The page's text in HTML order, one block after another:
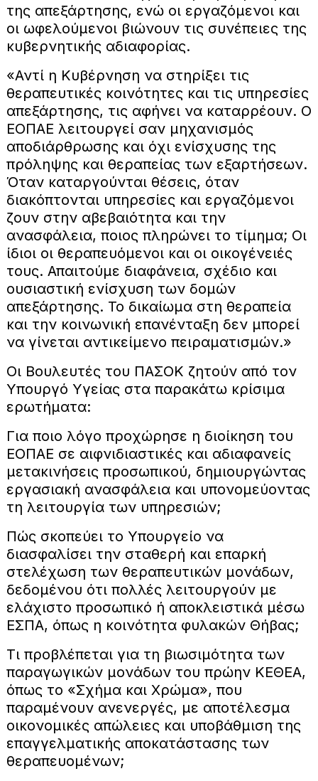
της απεξάρτησης, ενώ οι εργαζόμενοι και
οι ωφελούμενοι βιώνουν τις συνέπειες της
κυβερνητικής αδιαφορίας.
«Αντί η Κυβέρνηση να στηρίξει τις
θεραπευτικές κοινότητες και τις υπηρεσίες
απεξάρτησης, τις αφήνει να καταρρέουν. Ο
ΕΟΠΑΕ λειτουργεί σαν μηχανισμός
αποδιάρθρωσης και όχι ενίσχυσης της
πρόληψης και θεραπείας των εξαρτήσεων.
Όταν καταργούνται θέσεις, όταν
διακόπτονται υπηρεσίες και εργαζόμενοι
ζουν στην αβεβαιότητα και την
ανασφάλεια, ποιος πληρώνει το τίμημα; Οι
ίδιοι οι θεραπευόμενοι και οι οικογένειές
τους. Απαιτούμε διαφάνεια, σχέδιο και
ουσιαστική ενίσχυση των δομών
απεξάρτησης. Το δικαίωμα στη θεραπεία
και την κοινωνική επανένταξη δεν μπορεί
να γίνεται αντικείμενο πειραματισμών.»
Οι Βουλευτές του ΠΑΣΟΚ ζητούν από τον
Υπουργό Υγείας στα παρακάτω κρίσιμα
ερωτήματα:
Για ποιο λόγο προχώρησε η διοίκηση του
ΕΟΠΑΕ σε αιφνιδιαστικές και αδιαφανείς
μετακινήσεις προσωπικού, δημιουργώντας
εργασιακή ανασφάλεια και υπονομεύοντας
τη λειτουργία των υπηρεσιών;
Πώς σκοπεύει το Υπουργείο να
διασφαλίσει την σταθερή και επαρκή
στελέχωση των θεραπευτικών μονάδων,
δεδομένου ότι πολλές λειτουργούν με
ελάχιστο προσωπικό ή αποκλειστικά μέσω
ΕΣΠΑ, όπως η κοινότητα φυλακών Θήβας;
Τι προβλέπεται για τη βιωσιμότητα των
παραγωγικών μονάδων του πρώην ΚΕΘΕΑ,
όπως το «Σχήμα και Χρώμα», που
παραμένουν ανενεργές, με αποτέλεσμα
οικονομικές απώλειες και υποβάθμιση της
επαγγελματικής αποκατάστασης των
θεραπευομένων;